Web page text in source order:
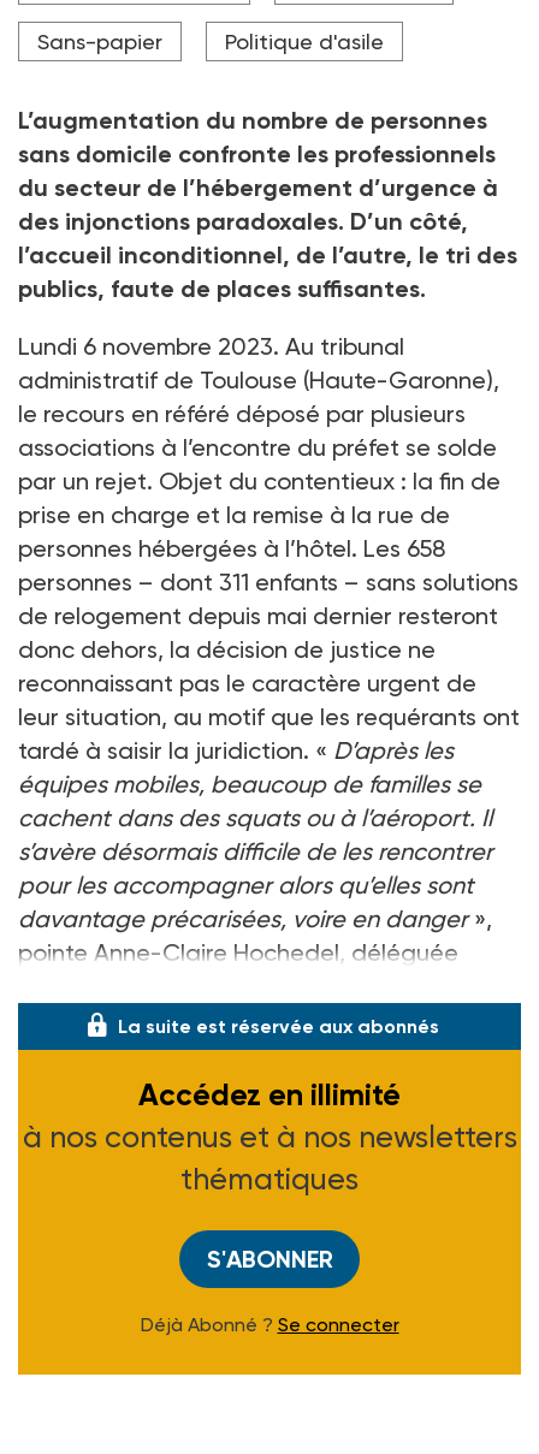
Sans-papier Politique d'asile
L’augmentation du nombre de personnes
sans domicile confronte les professionnels
du secteur de l’hébergement d’urgence à
des injonctions paradoxales. D’un côté,
l’accueil inconditionnel, de l’autre, le tri des
publics, faute de places suffisantes.
Lundi 6 novembre 2023. Au tribunal
administratif de Toulouse (Haute-Garonne),
le recours en référé déposé par plusieurs
associations à l’encontre du préfet se solde
par un rejet. Objet du contentieux : la fin de
prise en charge et la remise à la rue de
personnes hébergées à l’hôtel. Les 658
personnes – dont 311 enfants – sans solutions
de relogement depuis mai dernier resteront
donc dehors, la décision de justice ne
reconnaissant pas le caractère urgent de
leur situation, au motif que les requérants ont
tardé à saisir la juridiction. « D’après les
équipes mobiles, beaucoup de familles se
cachent dans des squats ou à l’aéroport. Il
s’avère désormais difficile de les rencontrer
pour les accompagner alors qu’elles sont
davantage précarisées, voire en danger»,
pointe Anne-Claire Hochedel, déléguée
La suite est réservée aux abonnés
Accédez en illimité
à nos contenus et à nos newsletters
thématiques
S'ABONNER
Déjà Abonné ? Se connecter